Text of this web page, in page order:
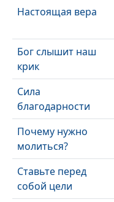
Настоящая вера
Бог слышит наш
крик
Сила
благодарности
Почему нужно
молиться?
Ставьте перед
собой цели